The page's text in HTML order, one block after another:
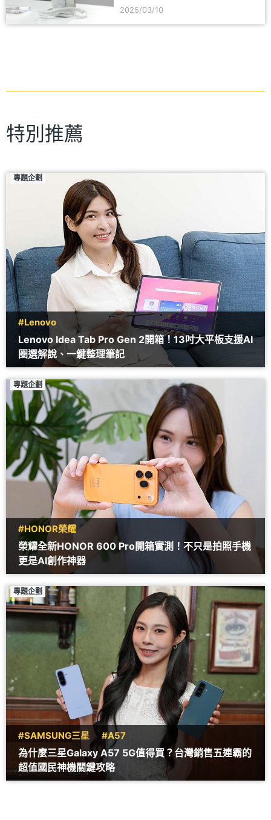
2025/03/10
特別推薦
專題企劃
#Lenovo
Lenovo Idea Tab Pro Gen 2開箱！13吋大平板支援AI
圈選解說、一鍵整理筆記
專題企劃
#HONOR榮耀
榮耀全新HONOR 600 Pro開箱實測！不只是拍照手機
更是AI創作神器
專題企劃
#SAMSUNG三星 #A57
為什麼三星Galaxy A57 5G值得買？台灣銷售五連霸的
超值國民神機關鍵攻略